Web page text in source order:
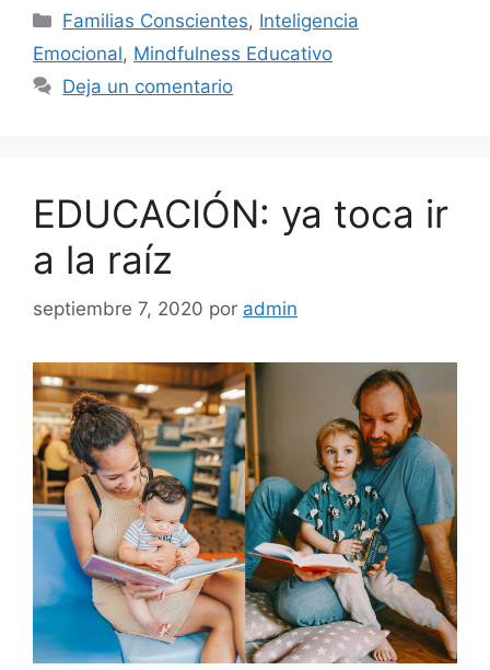
Familias Conscientes, Inteligencia
Emocional, Mindfulness Educativo
Deja un comentario
EDUCACIÓN: ya toca ir
a la raíz
septiembre 7, 2020 por admin